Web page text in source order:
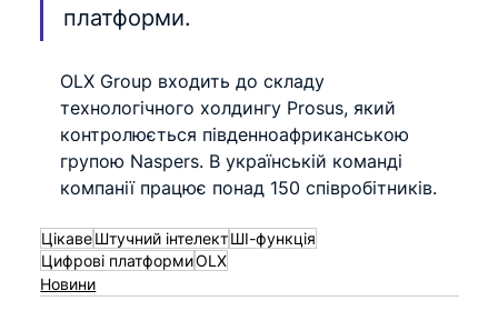
платформи.
OLX Group входить до складу
технологічного холдингу Prosus, який
контролюється південноафриканською
групою Naspers. В українській команді
компанії працює понад 150 співробітників.
ЦікавеШтучний інтелектШІ-функція
Цифрові платформиOLX
Новини